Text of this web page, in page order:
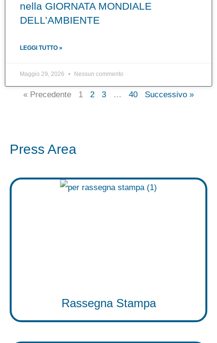
nella GIORNATA MONDIALE
DELL’AMBIENTE
LEGGI TUTTO »
Maggio 29, 2026 Nessun commento
« Precedente 1 2 3 … 40 Successivo »
Press Area
Rassegna Stampa